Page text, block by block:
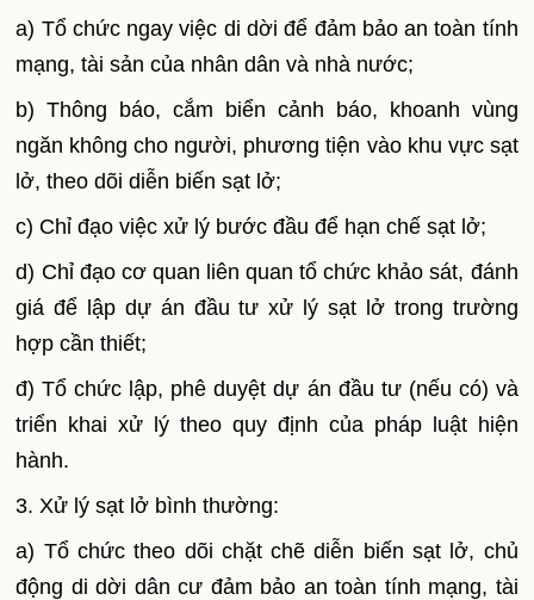
a) Tổ chức ngay việc di dời để đảm bảo an toàn tính
mạng, tài sản của nhân dân và nhà nước;
b) Thông báo, cắm biển cảnh báo, khoanh vùng
ngăn không cho người, phương tiện vào khu vực sạt
lở, theo dõi diễn biến sạt lở;
c) Chỉ đạo việc xử lý bước đầu để hạn chế sạt lở;
d) Chỉ đạo cơ quan liên quan tổ chức khảo sát, đánh
giá để lập dự án đầu tư xử lý sạt lở trong trường
hợp cần thiết;
đ) Tổ chức lập, phê duyệt dự án đầu tư (nếu có) và
triển khai xử lý theo quy định của pháp luật hiện
hành.
3. Xử lý sạt lở bình thường:
a) Tổ chức theo dõi chặt chẽ diễn biến sạt lở, chủ
động di dời dân cư đảm bảo an toàn tính mạng, tài